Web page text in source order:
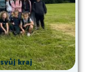
kraj